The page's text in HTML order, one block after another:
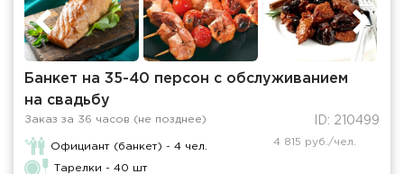
Банкет на 35-40 персон с обслуживанием
на свадьбу
Заказ за 36 часов (не позднее) ID: 210499
Официант (банкет) - 4 чел.
Тарелки - 40 шт
4 815 руб./чел.